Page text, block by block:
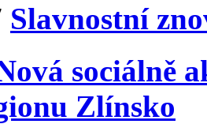
Slavnostní
sociálně
Zlínsko